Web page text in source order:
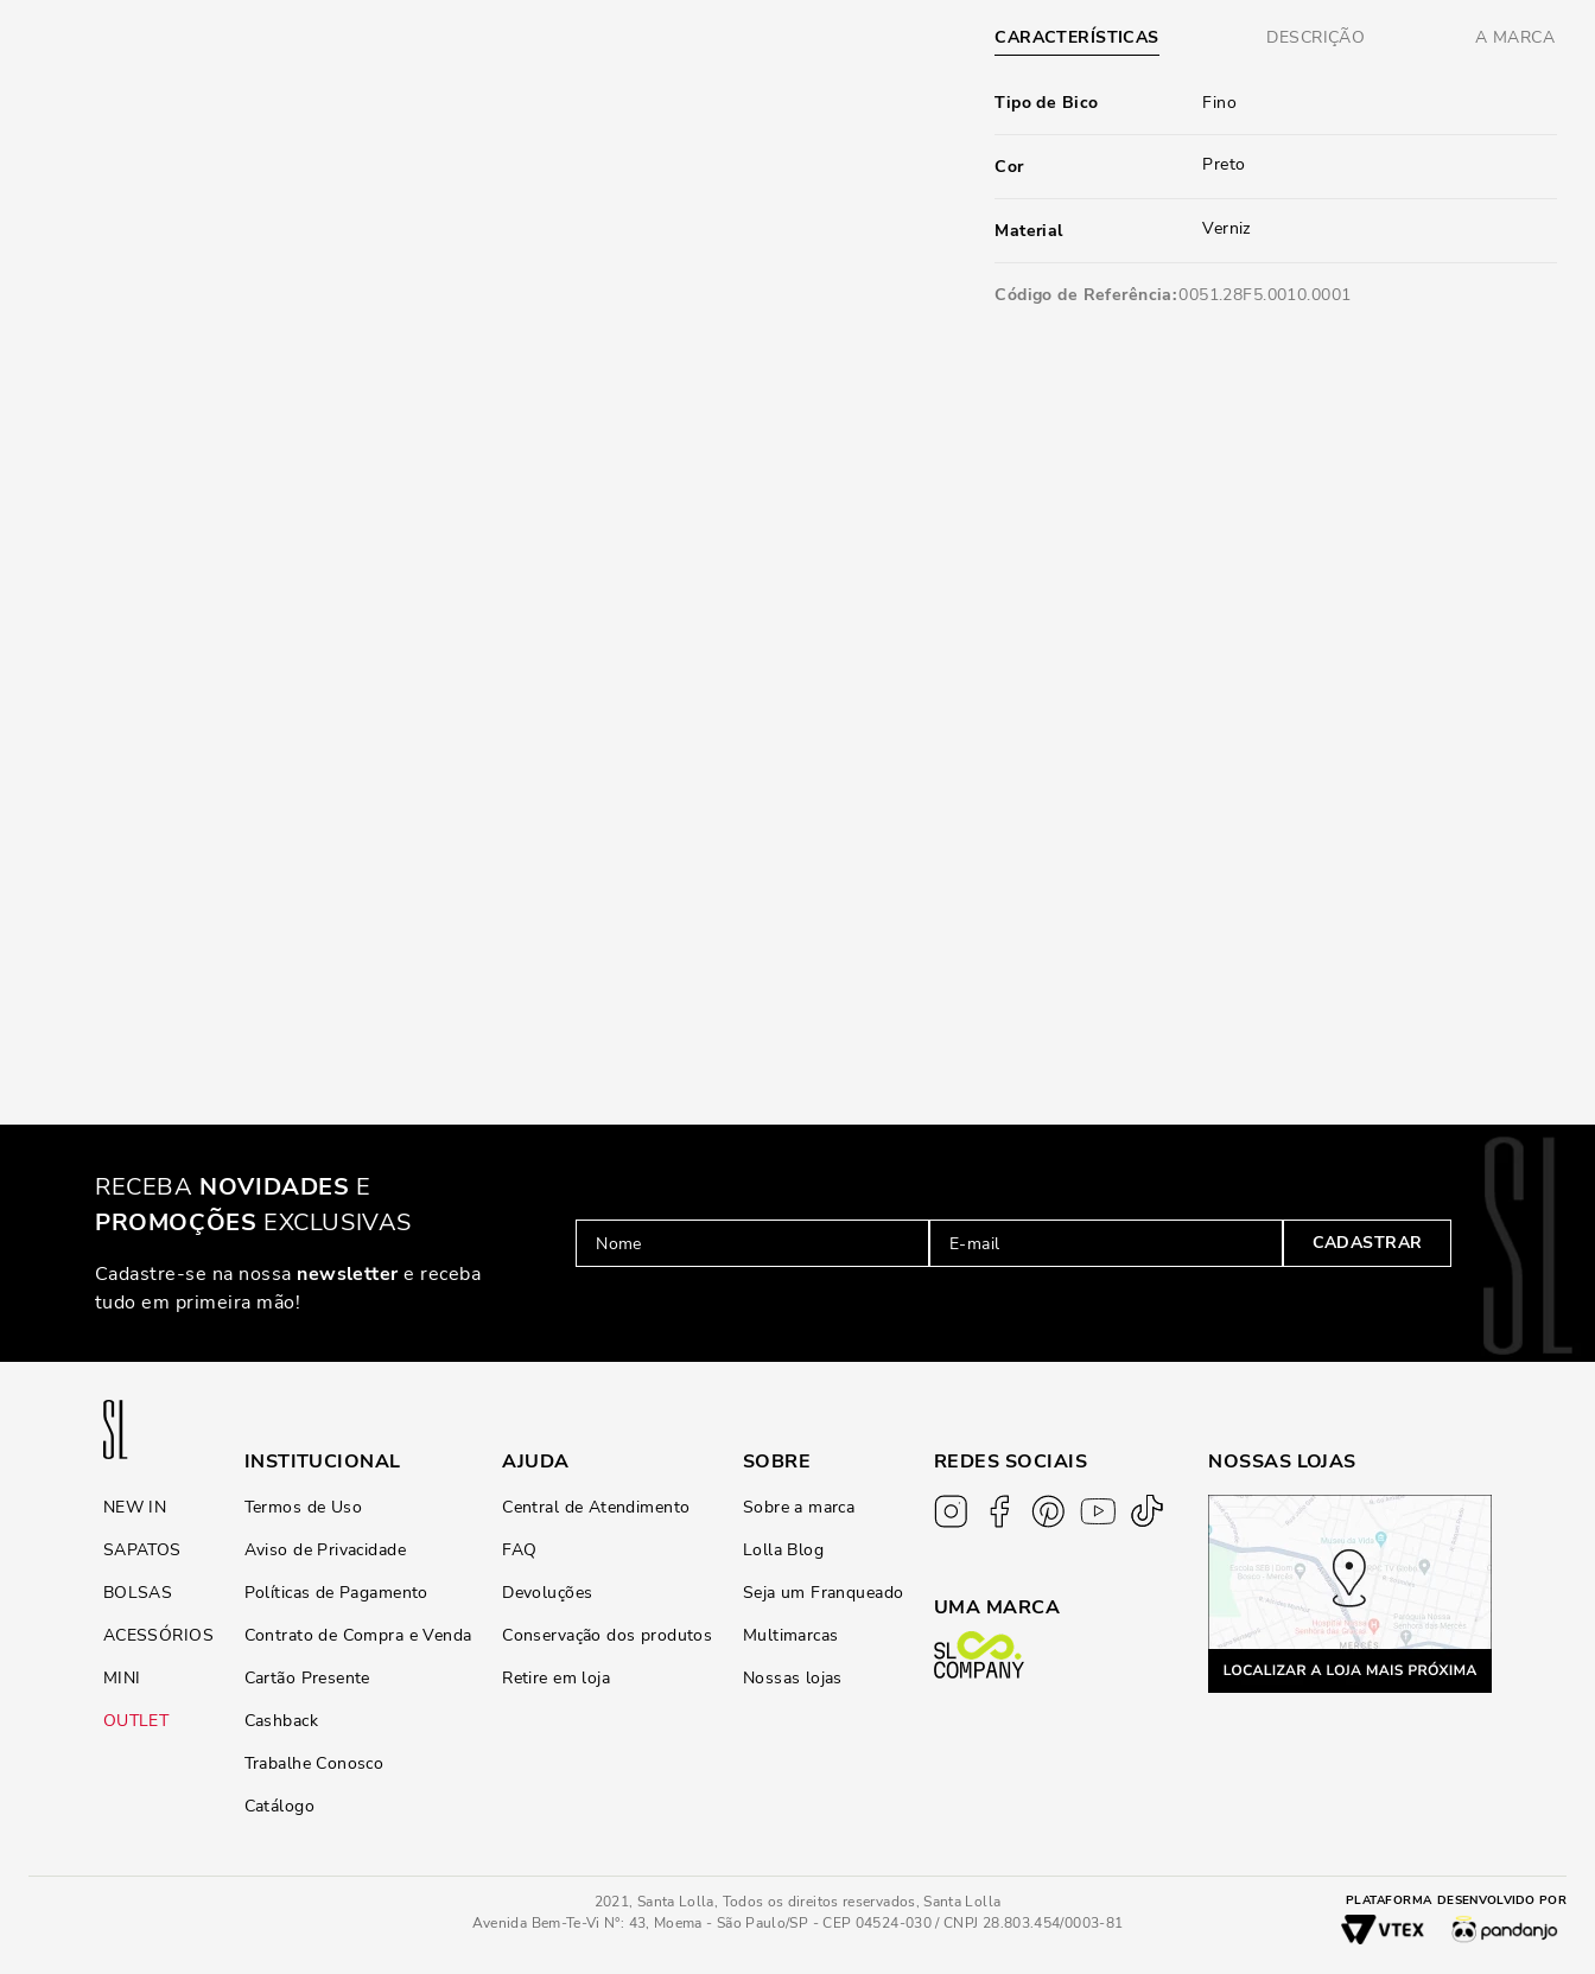
CARACTERÍSTICAS DESCRIÇÃO A MARCA
Tipo de Bico Fino
Cor Preto
Material Verniz
Código de Referência 0051.28F5.0010.0001
RECEBA NOVIDADES E
PROMOÇÕES EXCLUSIVAS
Cadastre-se na nossa newslettere receba
tudo em primeira mão!
CADASTRAR
NEW IN
SAPATOS
BOLSAS
ACESSÓRIOS
MINI
OUTLET
INSTITUCIONAL
Termos de Uso
Aviso de Privacidade
Políticas de Pagamento
Contrato de Compra e Venda
Cartão Presente
Cashback
Trabalhe Conosco
Catálogo
AJUDA
Central de Atendimento
FAQ
Devoluções
Conservação dos produtos
Retire em loja
SOBRE
Sobre a marca
Lolla Blog
Seja um Franqueado
Multimarcas
Nossas lojas
REDES SOCIAIS
UMA MARCA
NOSSAS LOJAS
2021, Santa Lolla, Todos os direitos reservados, Santa Lolla
Avenida Bem-Te-Vi N°: 43, Moema - São Paulo/SP - CEP 04524-030 / CNPJ 28.803.454/0003-81
PLATAFORMA DESENVOLVIDO POR